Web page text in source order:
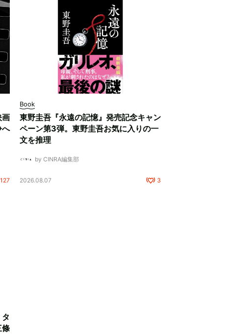
画
へ
127
Book
東野圭吾『永遠の記憶』発売記念キャン
ペーン第3弾。東野圭吾お気に入りの一
文を推理
by CINRA編集部
2026.08.07 3
條